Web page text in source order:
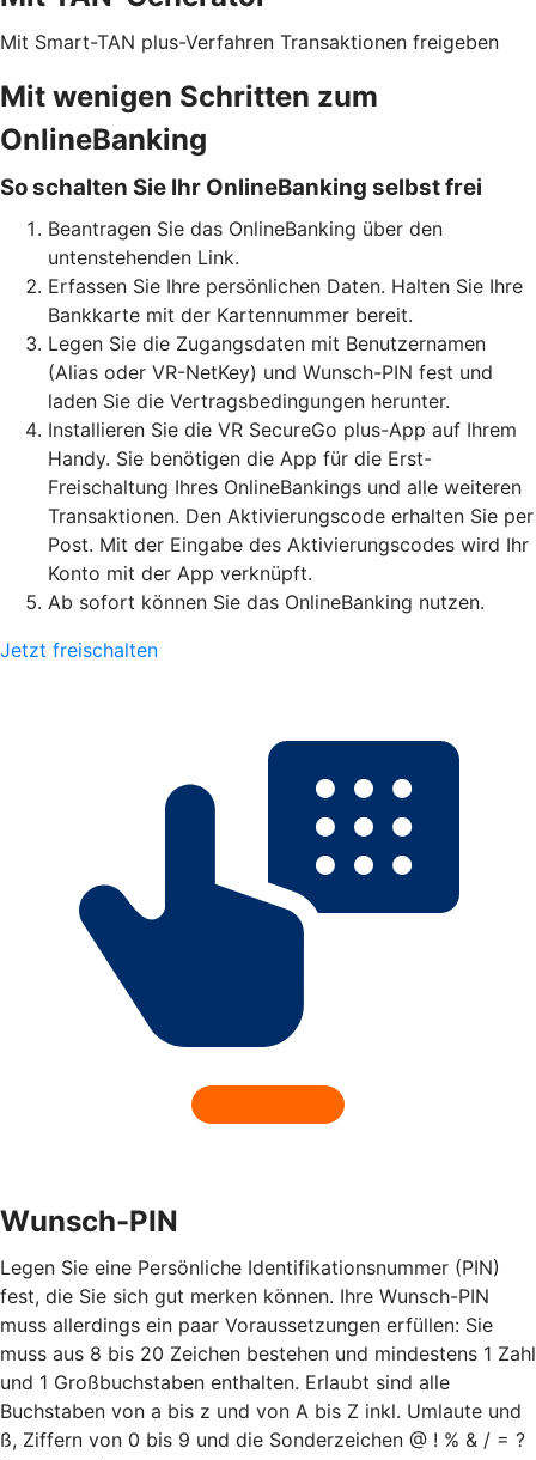
Mit Smart-TAN plus-Verfahren Transaktionen freigeben
Mit wenigen Schritten zum
OnlineBanking
So schalten Sie Ihr OnlineBanking selbst frei
Beantragen Sie das OnlineBanking über den
untenstehenden Link.
Erfassen Sie Ihre persönlichen Daten. Halten Sie Ihre
Bankkarte mit der Kartennummer bereit.
Legen Sie die Zugangsdaten mit Benutzernamen
(Alias oder VR-NetKey) und Wunsch-PIN fest und
laden Sie die Vertragsbedingungen herunter.
Installieren Sie die VR SecureGo plus-App auf Ihrem
Handy. Sie benötigen die App für die Erst-
Freischaltung Ihres OnlineBankings und alle weiteren
Transaktionen. Den Aktivierungscode erhalten Sie per
Post. Mit der Eingabe des Aktivierungscodes wird Ihr
Konto mit der App verknüpft.
Ab sofort können Sie das OnlineBanking nutzen.
Jetzt freischalten
Wunsch-PIN
Legen Sie eine Persönliche Identifikationsnummer (PIN)
fest, die Sie sich gut merken können. Ihre Wunsch-PIN
muss allerdings ein paar Voraussetzungen erfüllen: Sie
muss aus 8 bis 20 Zeichen bestehen und mindestens 1 Zahl
und 1 Großbuchstaben enthalten. Erlaubt sind alle
Buchstaben von a bis z und von A bis Z inkl. Umlaute und
ß, Ziffern von 0 bis 9 und die Sonderzeichen @ ! % & / = ?